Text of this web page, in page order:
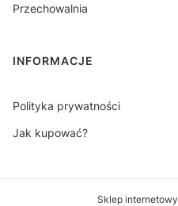
Przechowalnia
INFORMACJE
Polityka prywatności
Jak kupować?
Sklep internetowy